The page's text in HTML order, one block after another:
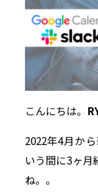
こんにちは。
2022年4月か
いう間に3ヶ月
ね。。